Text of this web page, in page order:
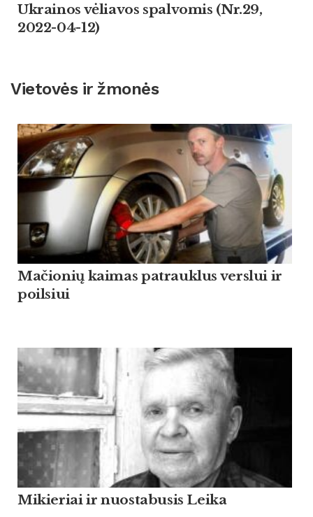
Ukrainos vėliavos spalvomis (Nr.29,
2022-04-12)
Vietovės ir žmonės
Mačionių kaimas patrauklus verslui ir
poilsiui
Mikieriai ir nuostabusis Leika